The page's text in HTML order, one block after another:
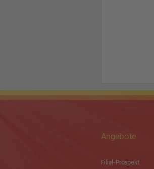
Angebote
Filial-Prospekt